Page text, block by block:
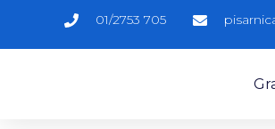
01/2753 705